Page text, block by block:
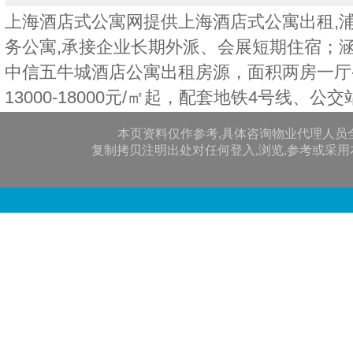
上海酒店式公寓网提供上海酒店式公寓出租,
务公寓,承接企业长期外派、会展短期住宿；
中信五牛城酒店公寓出租房源，面积两房一
13000-18000元/㎡起，配套地铁4号线、公交
本页资料仅作参考,具体咨询物业代理人员
复制拷贝注明出处对任何登入,浏览,参考或采